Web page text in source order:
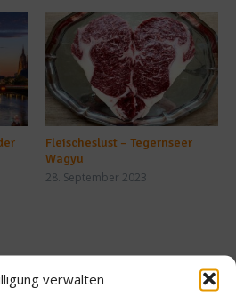
verwalten
Fleischeslust – Tegernseer
Wagyu
28. September 2023